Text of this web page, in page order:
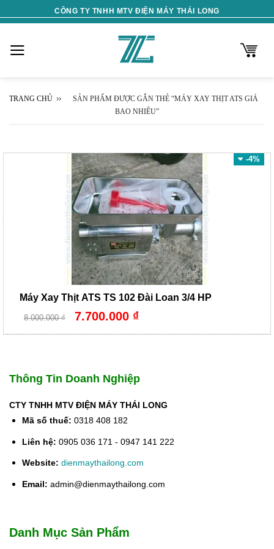
to
CÔNG TY TNHH MTV ĐIỆN MÁY THÁI LONG
TRANG CHỦ
SẢN PHẨM ĐƯỢC GẮN THẺ “MÁY XAY THỊT ATS GIÁ
BAO NHIÊU”
-4%
Máy Xay Thịt ATS TS 102 Đài Loan 3/4 HP
8.000.000₫
Giá
gốc
8.000.000 ₫.
7.700.000 ₫Giá
hiện
là:
Thông Tin Doanh Nghiệp
CTY TNHH MTV ĐIỆN MÁY THÁI LONG
Mã số thuế: 0318 408 182
Liên hệ: 0905 036 171 - 0947 141 222
Website: dienmaythailong.com
Email: admin@dienmaythailong.com
Danh Mục Sản Phẩm